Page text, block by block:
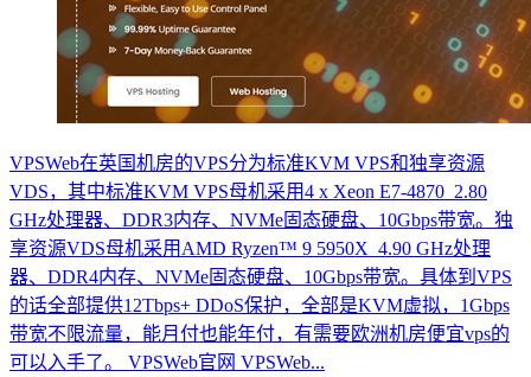
VPSWeb在英国机房的VPS分为标准KVM VPS和独享资源
VDS，其中标准KVM VPS母机采用4 x Xeon E7-4870 2.80
GHz处理器、DDR3内存、NVMe固态硬盘、10Gbps带宽。独
享资源VDS母机采用AMD Ryzen™ 9 5950X 4.90 GHz处理
器、DDR4内存、NVMe固态硬盘、10Gbps带宽。具体到VPS
的话全部提供12Tbps+ DDoS保护，全部是KVM虚拟，1Gbps
带宽不限流量，能月付也能年付，有需要欧洲机房便宜vps的
可以入手了。 VPSWeb官网 VPSWeb...